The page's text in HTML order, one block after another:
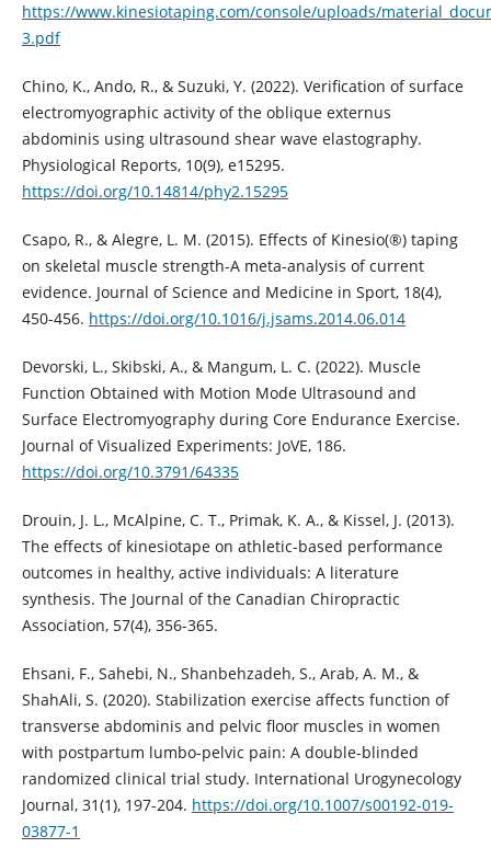
https://www.kinesiotaping.com/console/uploads/
3.pdf
Chino, K., Ando, R., & Suzuki, Y. (2022). Verification of surface
electromyographic activity of the oblique externus
abdominis using ultrasound shear wave elastography.
Physiological Reports, 10(9), e15295.
https://doi.org/10.14814/phy2.15295
Csapo, R., & Alegre, L. M. (2015). Effects of Kinesio(®) taping
on skeletal muscle strength-A meta-analysis of current
evidence. Journal of Science and Medicine in Sport, 18(4),
450-456. https://doi.org/10.1016/j.jsams.2014.06.014
Devorski, L., Skibski, A., & Mangum, L. C. (2022). Muscle
Function Obtained with Motion Mode Ultrasound and
Surface Electromyography during Core Endurance Exercise.
Journal of Visualized Experiments: JoVE, 186.
https://doi.org/10.3791/64335
Drouin, J. L., McAlpine, C. T., Primak, K. A., & Kissel, J. (2013).
The effects of kinesiotape on athletic-based performance
outcomes in healthy, active individuals: A literature
synthesis. The Journal of the Canadian Chiropractic
Association, 57(4), 356-365.
Ehsani, F., Sahebi, N., Shanbehzadeh, S., Arab, A. M., &
ShahAli, S. (2020). Stabilization exercise affects function of
transverse abdominis and pelvic floor muscles in women
with postpartum lumbo-pelvic pain: A double-blinded
randomized clinical trial study. International Urogynecology
Journal, 31(1), 197-204. https://doi.org/10.1007/s00192-019-
03877-1